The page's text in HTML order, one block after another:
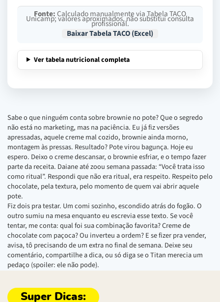
Fonte:Calculado manualmente via Tabela TACO
Unicamp; valores aproximados, não substitui consulta
profissional.
Baixar Tabela TACO (Excel)
Ver tabela nutricional completa
Sabe o que ninguém conta sobre brownie no pote? Que o segredo
não está no marketing, mas na paciência. Eu já fiz versões
apressadas, aquele creme mal cozido, brownie ainda morno,
montagem às pressas. Resultado? Pote virou bagunça. Hoje eu
espero. Deixo o creme descansar, o brownie esfriar, e o tempo fazer
parte da receita. Daiane até zoou semana passada: “Você trata isso
como ritual”. Respondi que não era ritual, era respeito. Respeito pelo
chocolate, pela textura, pelo momento de quem vai abrir aquele
pote.
Fiz dois pra testar. Um comi sozinho, escondido atrás do fogão. O
outro sumiu na mesa enquanto eu escrevia esse texto. Se você
tentar, me conta: qual foi sua combinação favorita? Creme de
chocolate com paçoca? Ou inverteu a ordem? E se fizer pra vender,
avisa, tô precisando de um extra no final de semana. Deixe seu
comentário, compartilhe a dica, ou só diga se o Titan merecia um
pedaço (spoiler: ele não pode).